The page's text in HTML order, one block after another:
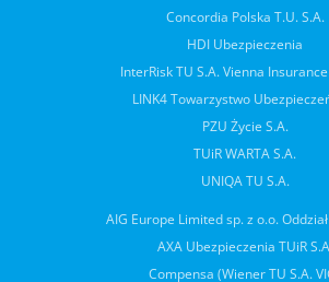
Concordia Polska T.U. S.A.
HDI Ubezpieczenia
InterRisk TU S.A. Vienna
LINK4 Towarzystwo
PZU Życie S.A.
TUiR WARTA S.A.
UNIQA TU S.A.
AIG Europe Limited sp. z o.o.
AXA Ubezpieczenia TUiR
Compensa (Wiener TU S.A.